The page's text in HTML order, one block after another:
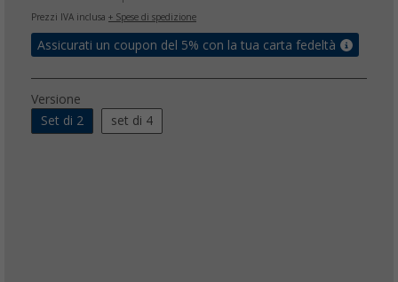
Prezzi IVA inclusa + Spese di spedizione
Assicurati un coupon del 5% con la tua carta fedeltà
Versione
Set di 2
set di 4